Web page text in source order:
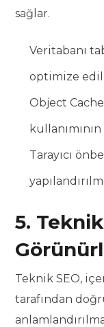
sağlar.
Veritabanı
optimize
Object
Tarayıcı
5.
Teknik SEO,
tarafından